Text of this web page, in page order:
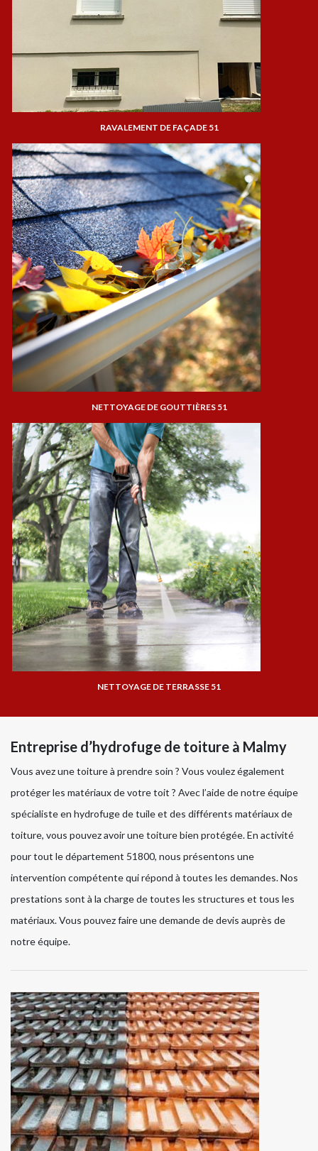
RAVALEMENT DE FAÇADE 51
NETTOYAGE DE GOUTTIÈRES 51
NETTOYAGE DE TERRASSE 51
Entreprise d’hydrofuge de toiture à Malmy
Vous avez une toiture à prendre soin ? Vous voulez également
protéger les matériaux de votre toit ? Avec l’aide de notre équipe
spécialiste en hydrofuge de tuile et des différents matériaux de
toiture, vous pouvez avoir une toiture bien protégée. En activité
pour tout le département 51800, nous présentons une
intervention compétente qui répond à toutes les demandes. Nos
prestations sont à la charge de toutes les structures et tous les
matériaux. Vous pouvez faire une demande de devis auprès de
notre équipe.